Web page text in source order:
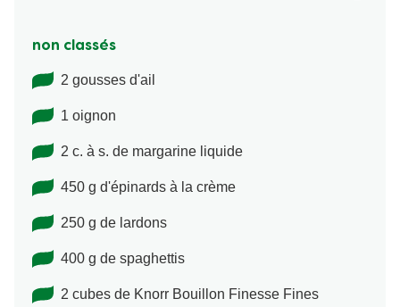
non classés
2 gousses d'ail
1 oignon
2 c. à s. de margarine liquide
450 g d'épinards à la crème
250 g de lardons
400 g de spaghettis
2 cubes de Knorr Bouillon Finesse Fines